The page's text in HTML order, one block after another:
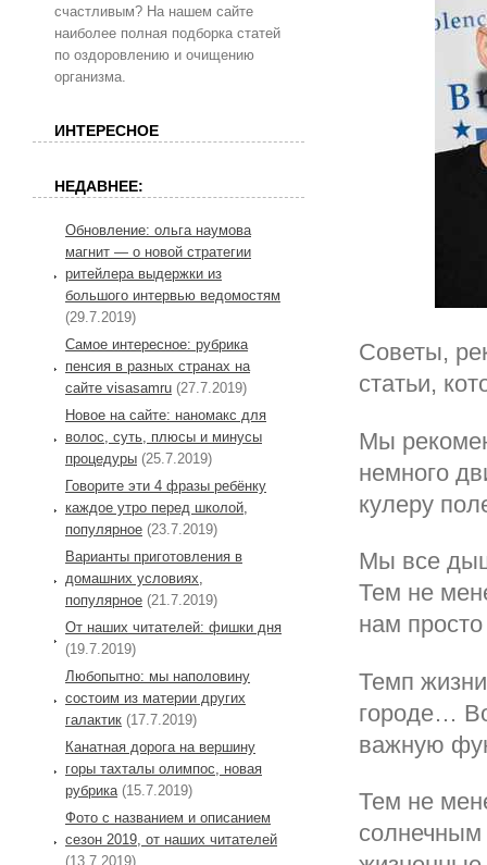
Советы,
статьи,
Мы
немного
кулеру
Мы все
Тем не
нам
Темп
городе…
важную
Тем не
счастливым? На нашем сайте
наиболее полная подборка статей
по оздоровлению и очищению
организма.
ИНТЕРЕСНОЕ
НЕДАВНЕЕ:
Обновление: ольга наумова
магнит — о новой стратегии
ритейлера выдержки из
большого интервью ведомостям
(29.7.2019)
Самое интересное: рубрика
пенсия в разных странах на
сайте visasamru (27.7.2019)
Новое на сайте: наномакс для
волос, суть, плюсы и минусы
процедуры (25.7.2019)
Говорите эти 4 фразы ребёнку
каждое утро перед школой,
популярное (23.7.2019)
Варианты приготовления в
домашних условиях,
популярное (21.7.2019)
От наших читателей: фишки дня
(19.7.2019)
Любопытно: мы наполовину
состоим из материи других
галактик (17.7.2019)
Канатная дорога на вершину
горы тахталы олимпос, новая
рубрика (15.7.2019)
Фото с названием и описанием
сезон 2019, от наших читателей
(13.7.2019)